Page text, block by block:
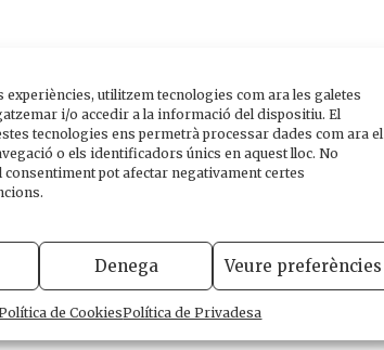
utilitzem tecnologies com ara les galetes
i/o accedir a la informació del dispositiu. El
tecnologies ens permetrà processar dades com ara el
o els identificadors únics en aquest lloc. No
pot afectar negativament certes
Denega Veure preferències
de CookiesPolítica de Privadesa